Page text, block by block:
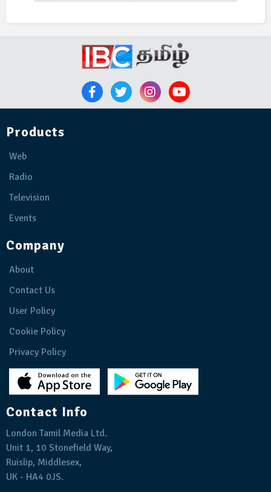
Products
Web
Radio
Television
Events
Company
About
Contact Us
User Policy
Cookie Policy
Privacy Policy
Contact Info
London Tamil Media Ltd.
Unit 1, 10 Stonefield Way,
Ruislip, Middlesex,
UK - HA4 0JS.